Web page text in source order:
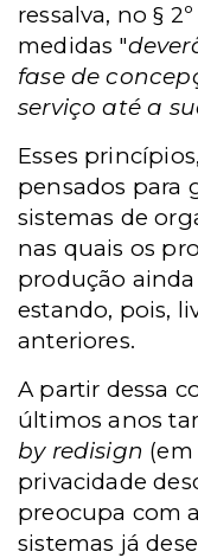
ressalva, no §
medidas "
fase de
serviço até a
Esses
pensados para
sistemas de
nas quais os
produção
estando, pois,
anteriores.
A partir dessa
últimos anos
by redisign
privacidade
preocupa com
sistemas já